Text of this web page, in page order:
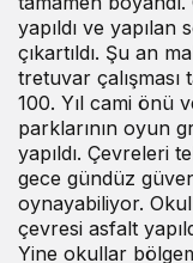
yapıldı ve yapılan
çıkartıldı. Şu an
tretuvar çalışması
100. Yıl cami önü
parklarının oyun
yapıldı. Çevreleri
gece gündüz
oynayabiliyor.
çevresi asfalt
Yine okullar